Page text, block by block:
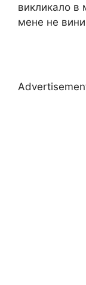
викликало в
мене не